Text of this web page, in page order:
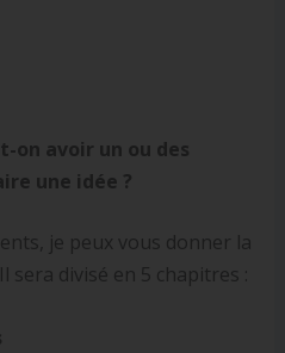
on avoir un ou des
une idée ?
je peux vous donner la
sera divisé en 5 chapitres :